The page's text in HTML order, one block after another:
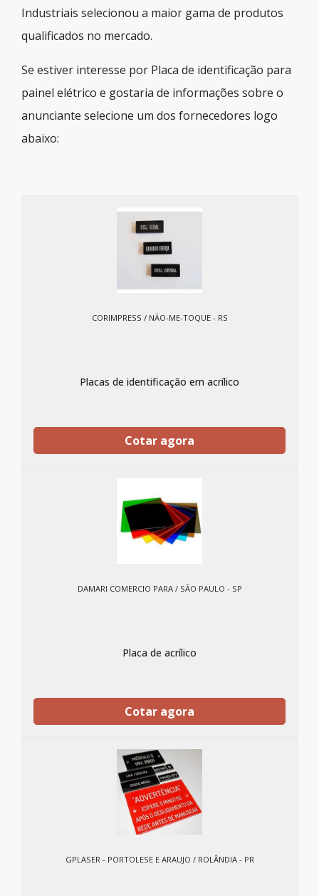
Industriais selecionou a maior gama de produtos
qualificados no mercado.
Se estiver interesse por Placa de identificação para
painel elétrico e gostaria de informações sobre o
anunciante selecione um dos fornecedores logo
abaixo:
CORIMPRESS / NÃO-ME-TOQUE - RS
Placas de identificação em acrílico
Cotar agora
DAMARI COMERCIO PARA / SÃO PAULO - SP
Placa de acrílico
Cotar agora
GPLASER - PORTOLESE E ARAUJO / ROLÂNDIA - PR